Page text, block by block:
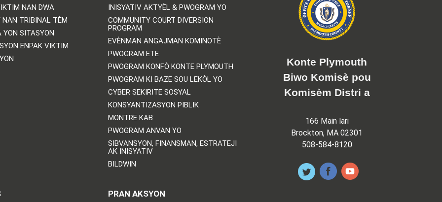
NAN DWA
NAN TRIBINAL TÈM
YON SITASYON
ENPAK VIKTIM
INISYATIV AKTYÈL & PWOGRAM YO
COMMUNITY COURT DIVERSION
PROGRAM
EVÈNMAN ANGAJMAN KOMINOTÈ
PWOGRAM ETE
PWOGRAM KONFÒ KONTE PLYMOUTH
PWOGRAM KI BAZE SOU LEKÒL YO
CYBER SEKIRITE SOSYAL
KONSYANTIZASYON PIBLIK
MONTRE KAB
PWOGRAM ANVAN YO
SIBVANSYON, FINANSMAN, ESTRATEJI
AK INISYATIV
BILDWIN
PRAN AKSYON
Konte Plymouth
Biwo Komisè pou
Komisèm Distri a
166 Main lari
Brockton, MA 02301
508-584-8120